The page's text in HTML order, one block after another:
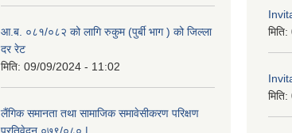
आ.ब. ०८१/०८२ को लागि रुकुम (पुर्बी भाग ) को जिल्ला
दर रेट
मिति: 09/09/2024 - 11:02
लैंगिक समानता तथा सामाजिक समावेसीकरण परिक्षण
मिति:
मिति: